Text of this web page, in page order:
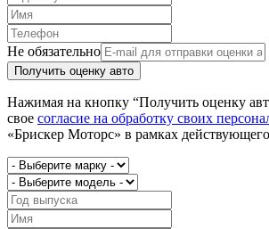
Не обязательно
Получить оценку авто
Нажимая на кнопку “Получить оценку
свое согласие на обработку своих
«Брискер Моторс» в рамках действующего